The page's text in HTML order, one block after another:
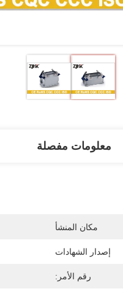
معلومات مفصلة
مكان المنشأ
إصدار الشهادات
رقم الأمر: